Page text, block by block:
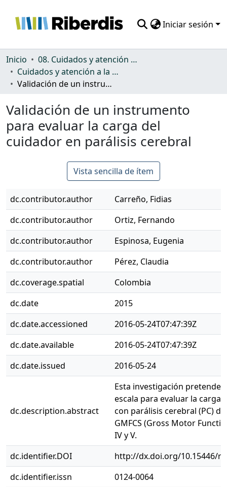
Iniciar sesión
Comunidades
Todo DSpace
Inicio
08. Cuidados y atención a la dependencia
Cuidados y atención a la dependencia
Validación de un instrumento para evaluar la carga del cuidador en parálisis cerebral
Validación de un instrumento
para evaluar la carga del
cuidador en parálisis cerebral
Vista sencilla de ítem
dc.contributor.author
Carreño, Fidias
dc.contributor.author
Ortiz, Fernando
dc.contributor.author
Espinosa, Eugenia
dc.contributor.author
Pérez, Claudia
dc.coverage.spatial
Colombia
dc.date
2015
dc.date.accessioned
2016-05-24T07:47:39Z
dc.date.available
2016-05-24T07:47:39Z
dc.date.issued
2016-05-24
dc.description.abstract
Esta investigación pretende
escala para evaluar la carga
con parálisis cerebral (PC)
GMFCS (Gross Motor
IV y V.
dc.identifier.DOI
http://dx.doi.org/10.15446/
dc.identifier.issn
0124-0064